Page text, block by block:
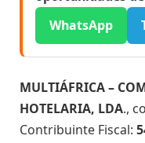
WhatsApp
MULTIÁFRICA –
HOTELARIA, LDA.,
Contribuinte Fiscal: